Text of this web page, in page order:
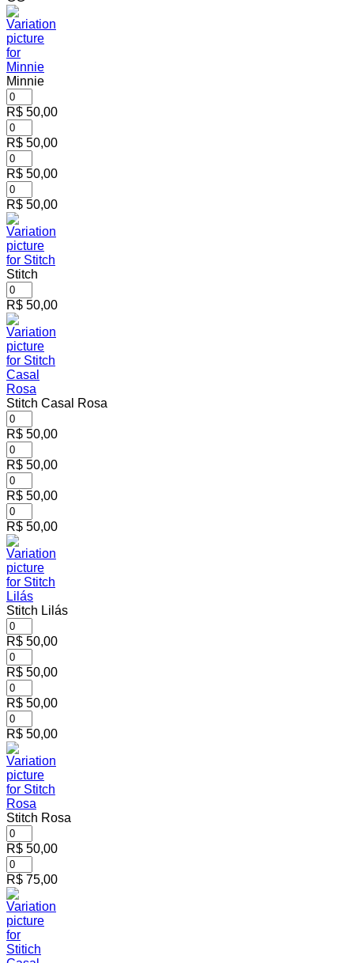
Minnie
R$ 50,00
R$ 50,00
R$ 50,00
R$ 50,00
Stitch
R$ 50,00
Stitch Casal Rosa
R$ 50,00
R$ 50,00
R$ 50,00
R$ 50,00
Stitch Lilás
R$ 50,00
R$ 50,00
R$ 50,00
R$ 50,00
Stitch Rosa
R$ 50,00
R$ 75,00